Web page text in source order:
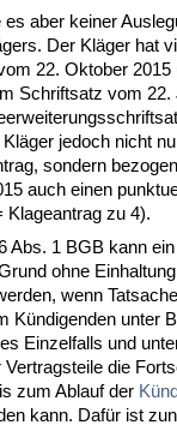
es aber kei­ner
Der Kläger hat
22. Ok­to­ber 2015
Schrift­satz vom 22.
je­doch nicht
son­dern
auch ei­nen
Kla­ge­an­trag zu 4).
Abs. 1 BGB kann ein
oh­ne
wenn
Kündi­gen­den un­ter
Ein­zel­falls und
die
zum Ab­lauf der
kann. Dafür ist